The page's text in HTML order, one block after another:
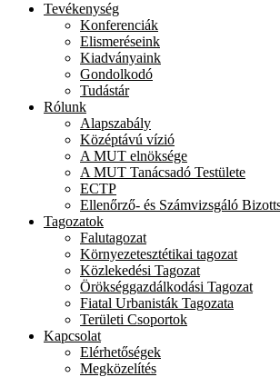
Tevékenység
Konferenciák
Elismeréseink
Kiadványaink
Gondolkodó
Tudástár
Rólunk
Alapszabály
Középtávú vízió
A MUT elnöksége
A MUT Tanácsadó Testülete
ECTP
Ellenőrző- és Számvizsgáló
Tagozatok
Falutagozat
Környezetesztétikai tagozat
Közlekedési Tagozat
Örökséggazdálkodási Tagozat
Fiatal Urbanisták Tagozata
Területi Csoportok
Kapcsolat
Elérhetőségek
Megközelítés